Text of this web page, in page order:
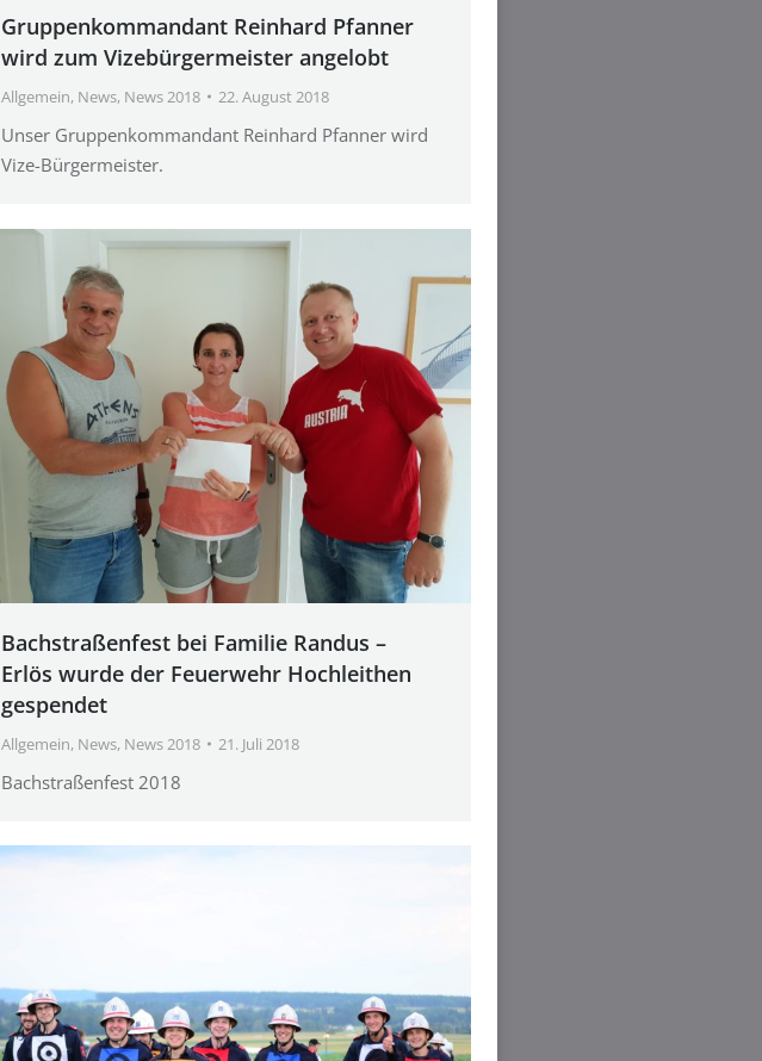
Gruppenkommandant Reinhard Pfanner
wird zum Vizebürgermeister angelobt
Allgemein, News, News 2018 22. August 2018
Unser Gruppenkommandant Reinhard Pfanner wird
Vize-Bürgermeister.
Bachstraßenfest bei Familie Randus –
Erlös wurde der Feuerwehr Hochleithen
gespendet
Allgemein, News, News 2018 21. Juli 2018
Bachstraßenfest 2018